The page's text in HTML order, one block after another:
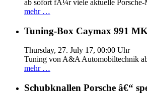
ab sofort fÃ¼r viele aktuelle
mehr …
Tuning-Box Caymax 991
Thursday, 27. July 17, 00:00 Uhr
Tuning von A&A Automobiltechnik
mehr …
Schubknallen Porsche â€“